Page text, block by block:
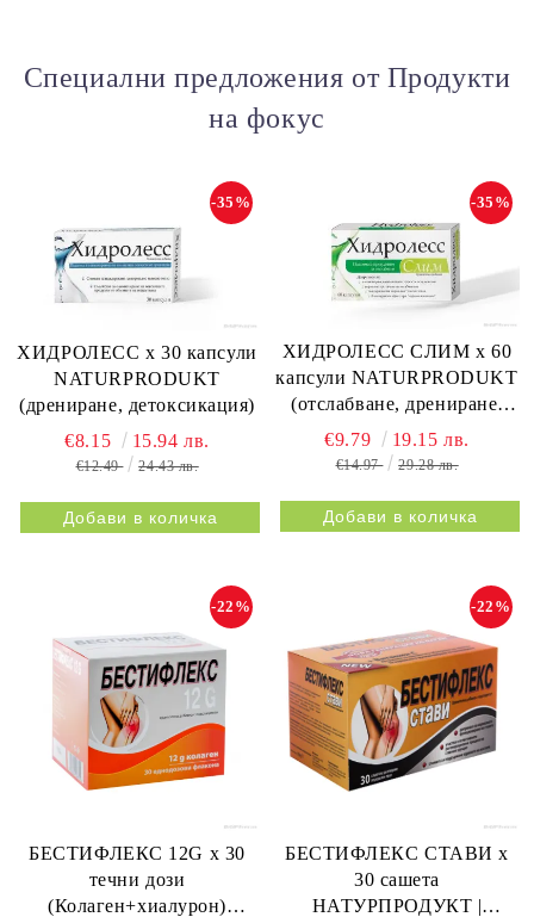
Специални предложения от Продукти
на фокус
ХИДРОЛЕСС х 30 капсули
NATURPRODUKT
(дрениране, детоксикация)
-35%
€8.15 15.94 лв.
€12.49 24.43 лв.
ХИДРОЛЕСС СЛИМ х 60
капсули NATURPRODUKT
(отслабване, дрениране,
метаболизъм)
-35%
€9.79 19.15 лв.
€14.97 29.28 лв.
БЕСТИФЛЕКС 12G х 30
течни дози
(Колаген+хиалурон)
-22%
БЕСТИФЛЕКС СТАВИ х
30 сашета
НАТУРПРОДУКТ |
-22%